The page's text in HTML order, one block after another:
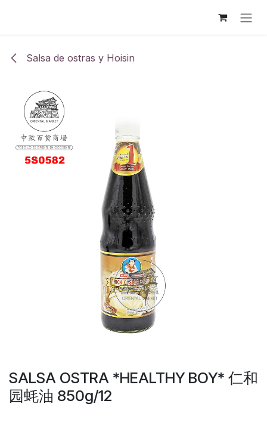
Salsa de ostras y Hoisin
SALSA OSTRA *HEALTHY BOY* 仁和
园蚝油 850g/12